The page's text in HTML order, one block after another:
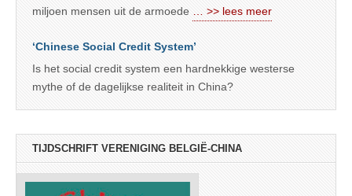
miljoen mensen uit de armoede
… >> lees meer
‘Chinese Social Credit System’
Is het social credit system een hardnekkige westerse
mythe of de dagelijkse realiteit in China?
TIJDSCHRIFT VERENIGING BELGIË-CHINA